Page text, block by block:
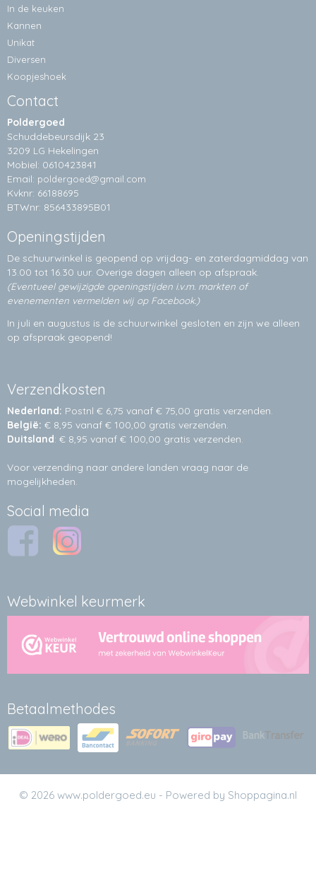
In de keuken
Kannen
Unikat
Diversen
Koopjeshoek
Contact
Poldergoed
Schuddebeursdijk 23
3209 LG Hekelingen
Mobiel: 0610423841
Email: poldergoed@gmail.com
Kvknr: 66188695
BTWnr: 856433895B01
Openingstijden
De schuurwinkel is geopend op vrijdag- en zaterdagmiddag van
13.00 tot 16.30 uur. Overige dagen alleen op afspraak.
(Eventueel gewijzigde openingstijden i.v.m. markten of
evenementen vermelden wij op Facebook.)
In juli en augustus is de schuurwinkel gesloten en zijn we alleen
op afspraak geopend!
Verzendkosten
Nederland: Postnl € 6,75 vanaf € 75,00 gratis verzenden.
België: € 8,95 vanaf € 100,00 gratis verzenden.
Duitsland: € 8,95 vanaf € 100,00 gratis verzenden.
Voor verzending naar andere landen vraag naar de
mogelijkheden.
Social media
Webwinkel keurmerk
Betaalmethodes
© 2026 www.poldergoed.eu - Powered by Shoppagina.nl